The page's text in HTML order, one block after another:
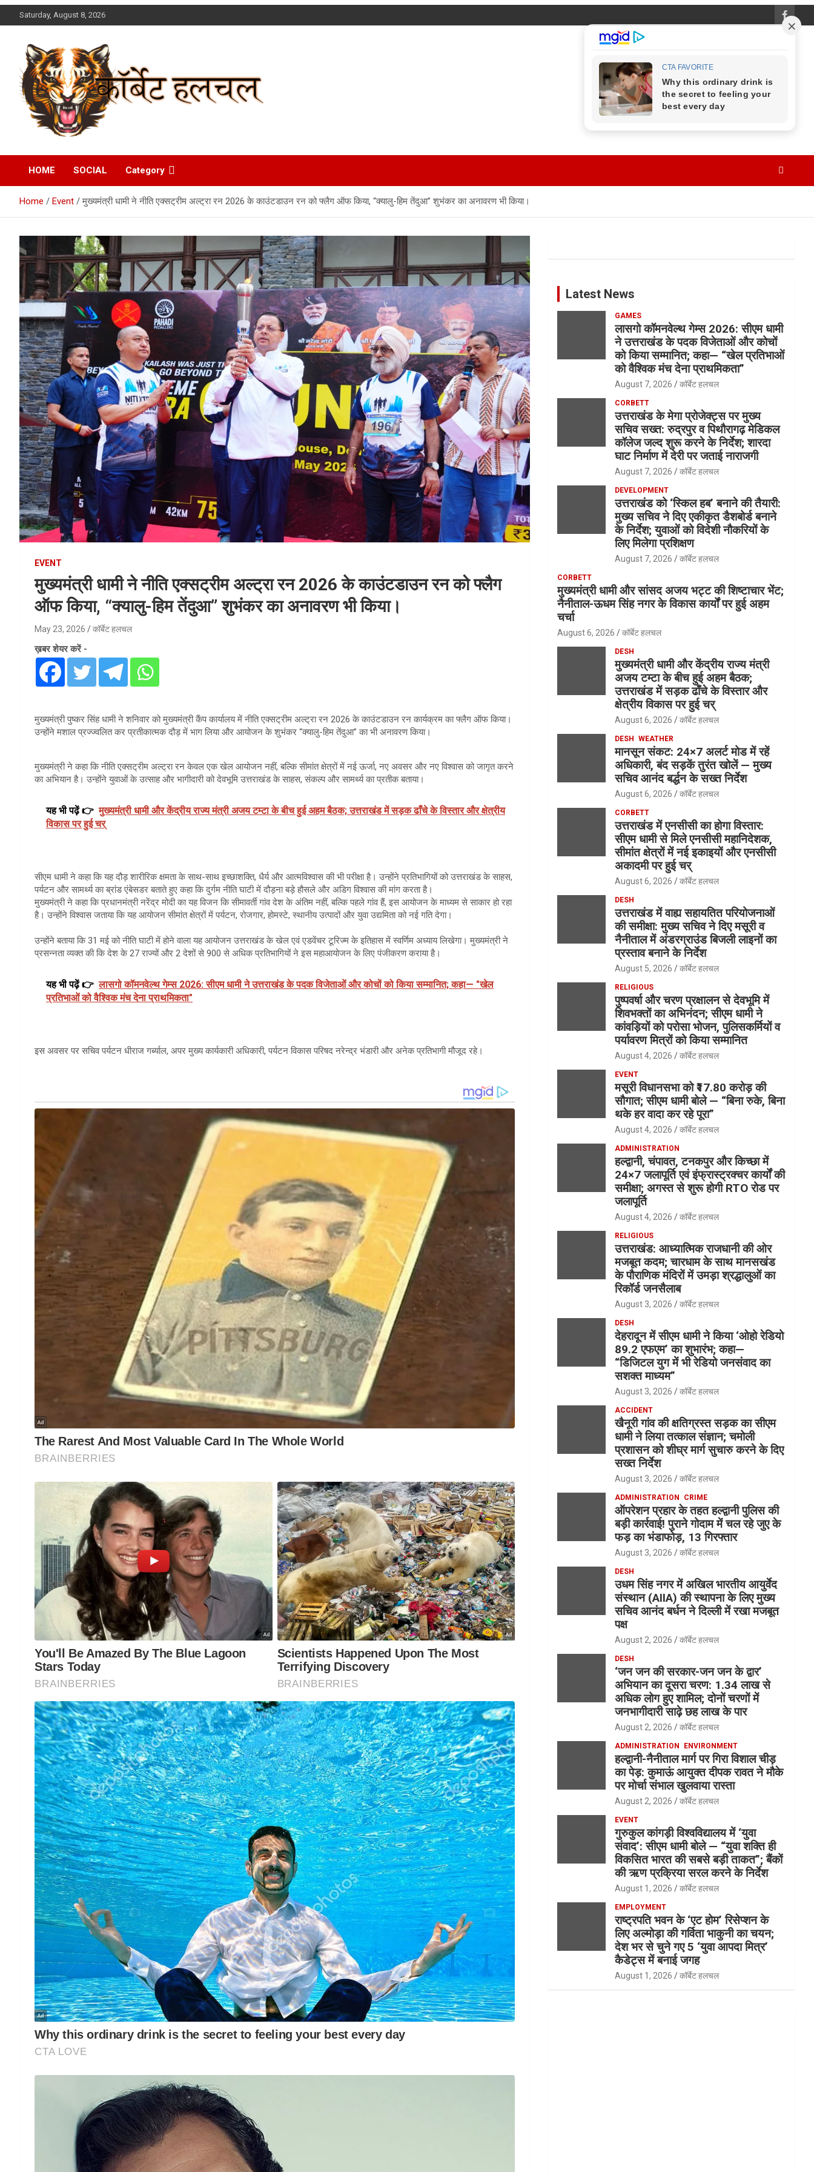
to
Saturday, August 8, 2026
Corbett Halchal (कॉर्बेट
हलचल)
HOME SOCIAL Category
Home Event मुख्यमंत्री धामी ने नीति एक्सट्रीम अल्ट्रा रन 2026 के काउंटडाउन रन को फ्लैग ऑफ किया, “क्यालु-हिम तेंदुआ” शुभंकर का अनावरण भी किया।
EVENT
मुख्यमंत्री धामी ने नीति एक्सट्रीम अल्ट्रा रन 2026 के काउंटडाउन रन को फ्लैग
ऑफ किया, “क्यालु-हिम तेंदुआ” शुभंकर का अनावरण भी किया।
May 23, 2026 कॉर्बेट हलचल
ख़बर शेयर करें -
मुख्यमंत्री पुष्कर सिंह धामी ने शनिवार को मुख्यमंत्री कैंप कार्यालय में नीति एक्सट्रीम अल्ट्रा रन 2026 के काउंटडाउन रन कार्यक्रम का फ्लैग ऑफ किया।
उन्होंने मशाल प्रज्ज्वलित कर प्रतीकात्मक दौड़ में भाग लिया और आयोजन के शुभंकर “क्यालु-हिम तेंदुआ” का भी अनावरण किया।
मुख्यमंत्री ने कहा कि नीति एक्सट्रीम अल्ट्रा रन केवल एक खेल आयोजन नहीं, बल्कि सीमांत क्षेत्रों में नई ऊर्जा, नए अवसर और नए विश्वास को जागृत करने
का अभियान है। उन्होंने युवाओं के उत्साह और भागीदारी को देवभूमि उत्तराखंड के साहस, संकल्प और सामर्थ्य का प्रतीक बताया।
यह भी पढ़ें 👉 मुख्यमंत्री धामी और केंद्रीय राज्य मंत्री अजय टम्टा के बीच हुई अहम बैठक; उत्तराखंड में सड़क ढाँचे के विस्तार और क्षेत्रीय
विकास पर हुई चर्
सीएम धामी ने कहा कि यह दौड़ शारीरिक क्षमता के साथ-साथ इच्छाशक्ति, धैर्य और आत्मविश्वास की भी परीक्षा है। उन्होंने प्रतिभागियों को उत्तराखंड के साहस,
पर्यटन और सामर्थ्य का ब्रांड एंबेसडर बताते हुए कहा कि दुर्गम नीति घाटी में दौड़ना बड़े हौसले और अडिग विश्वास की मांग करता है।
मुख्यमंत्री ने कहा कि प्रधानमंत्री नरेंद्र मोदी का यह विजन कि सीमावर्ती गांव देश के अंतिम नहीं, बल्कि पहले गांव हैं, इस आयोजन के माध्यम से साकार हो रहा
है। उन्होंने विश्वास जताया कि यह आयोजन सीमांत क्षेत्रों में पर्यटन, रोजगार, होमस्टे, स्थानीय उत्पादों और युवा उद्यमिता को नई गति देगा।
उन्होंने बताया कि 31 मई को नीति घाटी में होने वाला यह आयोजन उत्तराखंड के खेल एवं एडवेंचर टूरिज्म के इतिहास में स्वर्णिम अध्याय लिखेगा। मुख्यमंत्री ने
प्रसन्नता व्यक्त की कि देश के 27 राज्यों और 2 देशों से 900 से अधिक प्रतिभागियों ने इस महाआयोजन के लिए पंजीकरण कराया है।
यह भी पढ़ें 👉 लासगो कॉमनवेल्थ गेम्स 2026: सीएम धामी ने उत्तराखंड के पदक विजेताओं और कोचों को किया सम्मानित; कहा— "खेल
प्रतिभाओं को वैश्विक मंच देना प्राथमिकता"
इस अवसर पर सचिव पर्यटन धीराज गर्ब्याल, अपर मुख्य कार्यकारी अधिकारी, पर्यटन विकास परिषद नरेन्द्र भंडारी और अनेक प्रतिभागी मौजूद रहे।
Latest News
GAMES
लासगो कॉमनवेल्थ गेम्स 2026: सीएम धामी
ने उत्तराखंड के पदक विजेताओं और कोचों
को किया सम्मानित; कहा— “खेल प्रतिभाओं
को वैश्विक मंच देना प्राथमिकता”
August 7, 2026 कॉर्बेट हलचल
CORBETT
उत्तराखंड के मेगा प्रोजेक्ट्स पर मुख्य
सचिव सख्त: रुद्रपुर व पिथौरागढ़ मेडिकल
कॉलेज जल्द शुरू करने के निर्देश; शारदा
घाट निर्माण में देरी पर जताई नाराजगी
August 7, 2026 कॉर्बेट हलचल
DEVELOPMENT
उत्तराखंड को ‘स्किल हब’ बनाने की तैयारी:
मुख्य सचिव ने दिए एकीकृत डैशबोर्ड बनाने
के निर्देश; युवाओं को विदेशी नौकरियों के
लिए मिलेगा प्रशिक्षण
August 7, 2026 कॉर्बेट हलचल
CORBETT
मुख्यमंत्री धामी और सांसद अजय भट्ट की शिष्टाचार भेंट;
नैनीताल-ऊधम सिंह नगर के विकास कार्यों पर हुई अहम
चर्चा
August 6, 2026 कॉर्बेट हलचल
DESH
मुख्यमंत्री धामी और केंद्रीय राज्य मंत्री
अजय टम्टा के बीच हुई अहम बैठक;
उत्तराखंड में सड़क ढाँचे के विस्तार और
क्षेत्रीय विकास पर हुई चर्
August 6, 2026 कॉर्बेट हलचल
DESH WEATHER
मानसून संकट: 24×7 अलर्ट मोड में रहें
अधिकारी, बंद सड़कें तुरंत खोलें — मुख्य
सचिव आनंद बर्द्धन के सख्त निर्देश
August 6, 2026 कॉर्बेट हलचल
CORBETT
उत्तराखंड में एनसीसी का होगा विस्तार:
सीएम धामी से मिले एनसीसी महानिदेशक,
सीमांत क्षेत्रों में नई इकाइयों और एनसीसी
अकादमी पर हुई चर्
August 6, 2026 कॉर्बेट हलचल
DESH
उत्तराखंड में वाह्य सहायतित परियोजनाओं
की समीक्षा: मुख्य सचिव ने दिए मसूरी व
नैनीताल में अंडरग्राउंड बिजली लाइनों का
प्रस्ताव बनाने के निर्देश
August 5, 2026 कॉर्बेट हलचल
RELIGIOUS
पुष्पवर्षा और चरण प्रक्षालन से देवभूमि में
शिवभक्तों का अभिनंदन; सीएम धामी ने
कांवड़ियों को परोसा भोजन, पुलिसकर्मियों व
पर्यावरण मित्रों को किया सम्मानित
August 4, 2026 कॉर्बेट हलचल
EVENT
मसूरी विधानसभा को ₹17.80 करोड़ की
सौगात; सीएम धामी बोले — “बिना रुके, बिना
थके हर वादा कर रहे पूरा”
August 4, 2026 कॉर्बेट हलचल
ADMINISTRATION
हल्द्वानी, चंपावत, टनकपुर और किच्छा में
24×7 जलापूर्ति एवं इंफ्रास्ट्रक्चर कार्यों की
समीक्षा; अगस्त से शुरू होगी RTO रोड पर
जलापूर्ति
August 4, 2026 कॉर्बेट हलचल
RELIGIOUS
उत्तराखंड: आध्यात्मिक राजधानी की ओर
मजबूत कदम; चारधाम के साथ मानसखंड
के पौराणिक मंदिरों में उमड़ा श्रद्धालुओं का
रिकॉर्ड जनसैलाब
August 3, 2026 कॉर्बेट हलचल
DESH
देहरादून में सीएम धामी ने किया ‘ओहो रेडियो
89.2 एफएम’ का शुभारंभ; कहा—
“डिजिटल युग में भी रेडियो जनसंवाद का
सशक्त माध्यम”
August 3, 2026 कॉर्बेट हलचल
ACCIDENT
खैनूरी गांव की क्षतिग्रस्त सड़क का सीएम
धामी ने लिया तत्काल संज्ञान; चमोली
प्रशासन को शीघ्र मार्ग सुचारु करने के दिए
सख्त निर्देश
August 3, 2026 कॉर्बेट हलचल
ADMINISTRATION CRIME
ऑपरेशन प्रहार के तहत हल्द्वानी पुलिस की
बड़ी कार्रवाई! पुराने गोदाम में चल रहे जुए के
फड़ का भंडाफोड़, 13 गिरफ्तार
August 3, 2026 कॉर्बेट हलचल
DESH
उधम सिंह नगर में अखिल भारतीय आयुर्वेद
संस्थान (AIIA) की स्थापना के लिए मुख्य
सचिव आनंद बर्धन ने दिल्ली में रखा मजबूत
पक्ष
August 2, 2026 कॉर्बेट हलचल
DESH
‘जन जन की सरकार-जन जन के द्वार’
अभियान का दूसरा चरण: 1.34 लाख से
अधिक लोग हुए शामिल; दोनों चरणों में
जनभागीदारी साढ़े छह लाख के पार
August 2, 2026 कॉर्बेट हलचल
ADMINISTRATION ENVIRONMENT
हल्द्वानी-नैनीताल मार्ग पर गिरा विशाल चीड़
का पेड़: कुमाऊं आयुक्त दीपक रावत ने मौके
पर मोर्चा संभाल खुलवाया रास्ता
August 2, 2026 कॉर्बेट हलचल
EVENT
गुरुकुल कांगड़ी विश्वविद्यालय में ‘युवा
संवाद’: सीएम धामी बोले — “युवा शक्ति ही
विकसित भारत की सबसे बड़ी ताकत”; बैंकों
की ऋण प्रक्रिया सरल करने के निर्देश
August 1, 2026 कॉर्बेट हलचल
EMPLOYMENT
राष्ट्रपति भवन के ‘एट होम’ रिसेप्शन के
लिए अल्मोड़ा की गर्विता भाकुनी का चयन;
देश भर से चुने गए 5 ‘युवा आपदा मित्र’
कैडेट्स में बनाई जगह
August 1, 2026 कॉर्बेट हलचल